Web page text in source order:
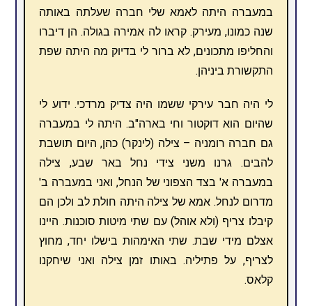
במעברה היתה לאמא שלי חברה שעלתה באותה
שנה כמונו, מעירק. קראו לה אמירה בגולה. הן דיברו
והחליפו מתכונים, לא ברור לי בדיוק מה היתה שפת
התקשורת ביניהן.
לי היה חבר עירקי ששמו היה צדיק מרדכי. ידוע לי
שהיום הוא דוקטור וחי בארה"ב. היתה לי במעברה
גם חברה רומניה – צילה (לינקר) כהן, היום תושבת
להבים. גרנו משני צידי נחל באר שבע, צילה
במעברה א' בצד הצפוני של הנחל, ואני במעברה ב'
מדרום לנחל. אמא של צילה היתה חולת לב ולכן הם
קיבלו צריף (ולא אוהל) עם שתי מיטות סוכנות. היינו
אצלם מידי שבת. שתי האימהות בישלו יחד, מחוץ
לצריף, על פתיליה. באותו זמן צילה ואני שיחקנו
קלאס.